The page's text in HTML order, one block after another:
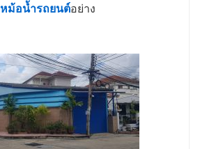
หม้อน้ำรถยนต์อย่าง